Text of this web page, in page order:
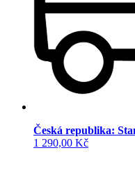
Česká republika:
1 290,00 Kč